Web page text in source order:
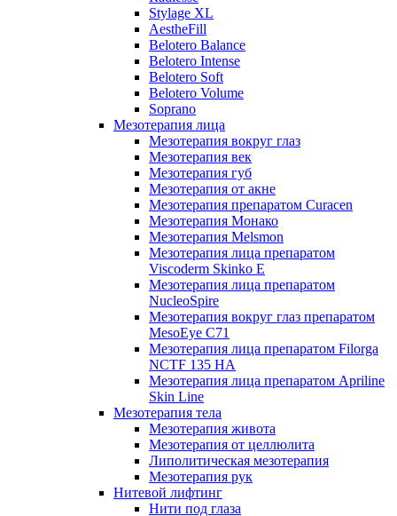
Stylage XL
AestheFill
Belotero Balance
Belotero Intense
Belotero Soft
Belotero Volume
Soprano
Мезотерапия лица
Мезотерапия вокруг глаз
Мезотерапия век
Мезотерапия губ
Мезотерапия от акне
Мезотерапия препаратом Curacen
Мезотерапия Монако
Мезотерапия Melsmon
Мезотерапия лица препаратом
Viscoderm Skinko E
Мезотерапия лица препаратом
NucleoSpire
Мезотерапия вокруг глаз препаратом
MesoEye С71
Мезотерапия лица препаратом Filorga
NCTF 135 HA
Мезотерапия лица препаратом Apriline
Skin Line
Мезотерапия тела
Мезотерапия живота
Мезотерапия от целлюлита
Липолитическая мезотерапия
Мезотерапия рук
Нитевой лифтинг
Нити под глаза